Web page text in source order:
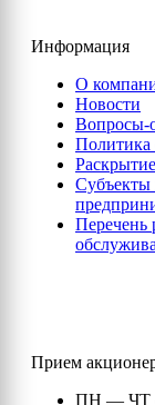
Информация
О
Новости
Вопросы-
Политика
Субъекты
Перечень
Прием
ПН — ЧТ с